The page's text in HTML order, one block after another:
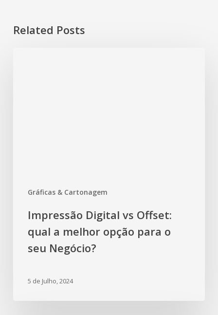
Related Posts
Gráficas & Cartonagem
Impressão Digital vs Offset:
qual a melhor opção para o
seu Negócio?
5 de Julho, 2024